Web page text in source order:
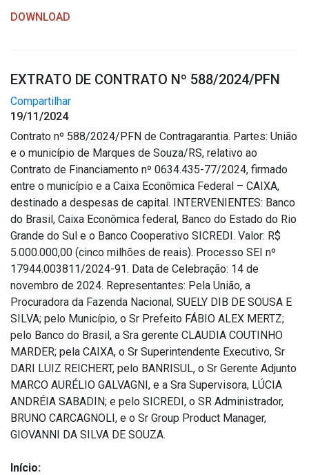
DOWNLOAD
EXTRATO DE CONTRATO Nº 588/2024/PFN
Compartilhar
19/11/2024
Contrato nº 588/2024/PFN de Contragarantia. Partes: União
e o município de Marques de Souza/RS, relativo ao
Contrato de Financiamento nº 0634.435-77/2024, firmado
entre o município e a Caixa Econômica Federal – CAIXA,
destinado a despesas de capital. INTERVENIENTES: Banco
do Brasil, Caixa Econômica federal, Banco do Estado do Rio
Grande do Sul e o Banco Cooperativo SICREDI. Valor: R$
5.000.000,00 (cinco milhões de reais). Processo SEI nº
17944.003811/2024-91. Data de Celebração: 14 de
novembro de 2024. Representantes: Pela União, a
Procuradora da Fazenda Nacional, SUELY DIB DE SOUSA E
SILVA; pelo Município, o Sr Prefeito FÁBIO ALEX MERTZ;
pelo Banco do Brasil, a Sra gerente CLAUDIA COUTINHO
MARDER; pela CAIXA, o Sr Superintendente Executivo, Sr
DARI LUIZ REICHERT, pelo BANRISUL, o Sr Gerente Adjunto
MARCO AURÉLIO GALVAGNI, e a Sra Supervisora, LÚCIA
ANDRÉIA SABADIN; e pelo SICREDI, o SR Administrador,
BRUNO CARCAGNOLI, e o Sr Group Product Manager,
GIOVANNI DA SILVA DE SOUZA.
Início: